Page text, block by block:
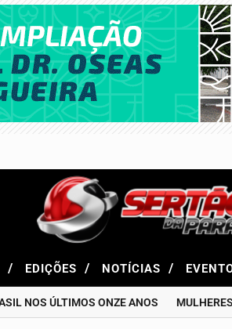
/ EDIÇÕES / NOTÍCIAS /
NOS ÚLTIMOS ONZE ANOS